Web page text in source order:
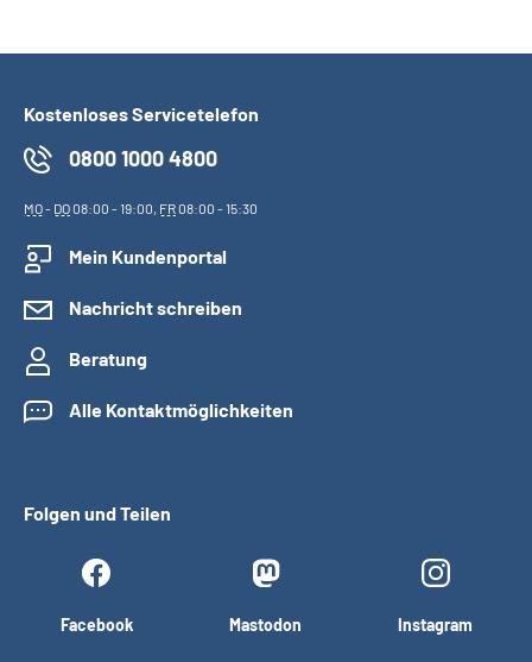
Kostenloses Servicetelefon
0800 1000 4800
MO- DO08:00 - 19:00, FR08:00 - 15:30
Mein Kundenportal
Nachricht schreiben
Beratung
Alle Kontaktmöglichkeiten
Folgen und Teilen
Facebook Mastodon Instagram